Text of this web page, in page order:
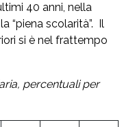
40 anni, nella
“piena scolarità”. Il
si è nel frattempo
percentuali per